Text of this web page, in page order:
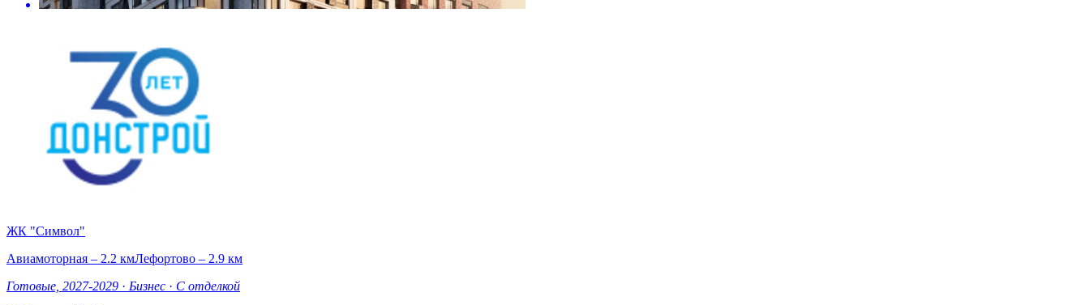
ЖК "Символ"
Авиамоторная – 2.2 кмЛефортово – 2.9 км
Готовые, 2027-2029 · Бизнес · С отделкой